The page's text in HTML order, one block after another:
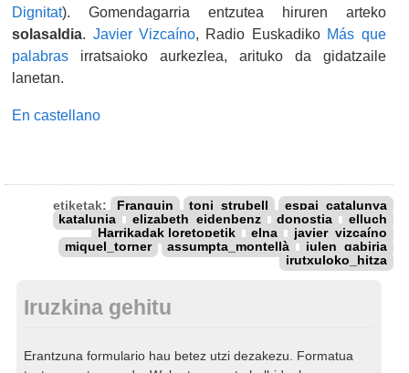
Dignitat). Gomendagarria entzutea hiruren arteko
solasaldia. Javier Vizcaíno, Radio Euskadiko Más que
palabras irratsaioko aurkezlea, arituko da gidatzaile
lanetan.
En castellano
etiketak: Franquin toni_strubell
espai_catalunya
katalunia
elizabeth_eidenbenz donostia
elluch
Harrikadak loretopetik
elna
javier_vizcaíno
miquel_torner
assumpta_montellà
julen_gabiria
irutxuloko_hitza
Iruzkina gehitu
Erantzuna formulario hau betez utzi dezakezu. Formatua